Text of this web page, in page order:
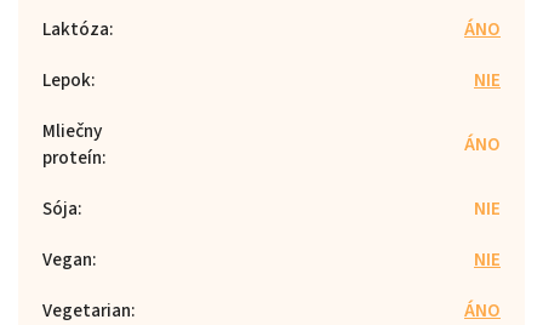
Laktóza:
ÁNO
Lepok:
NIE
Mliečny
proteín: ÁNO
Sója:
NIE
Vegan:
NIE
Vegetarian:
ÁNO